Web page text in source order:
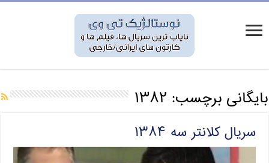
بایگانی برچسب: ۱۳۸۲
سریال کلانتر سه ۱۳۸۴